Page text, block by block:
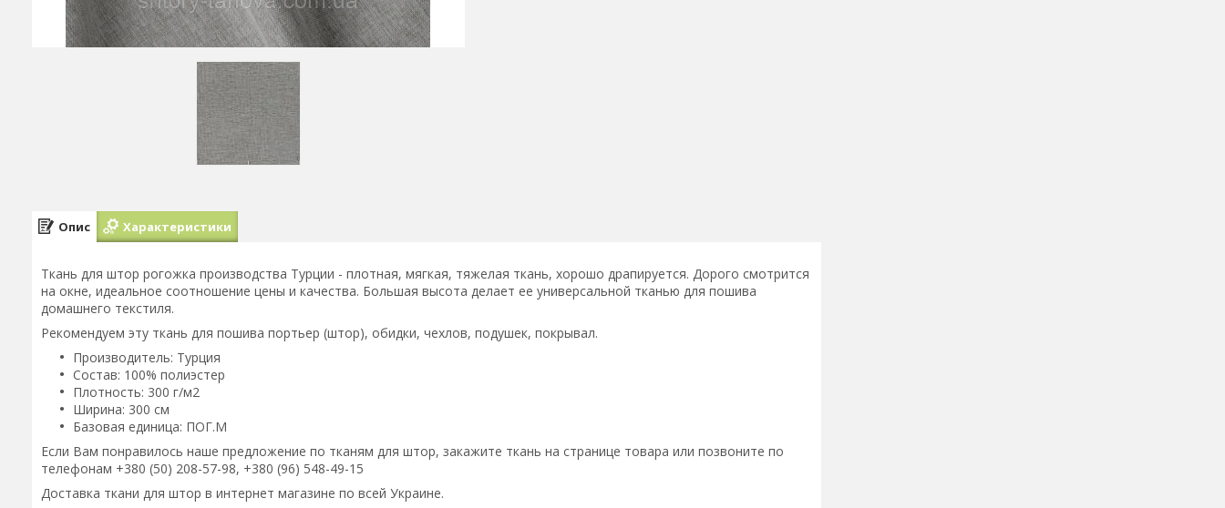
Опис Характеристики
Ткань для штор рогожка производства Турции - плотная, мягкая, тяжелая ткань, хорошо драпируется. Дорого смотрится
на окне, идеальное соотношение цены и качества. Большая высота делает ее универсальной тканью для пошива
домашнего текстиля.
Рекомендуем эту ткань для пошива портьер (штор), обидки, чехлов, подушек, покрывал.
Производитель: Турция
Состав: 100% полиэстер
Плотность: 300 г/м2
Ширина: 300 см
Базовая единица: ПОГ.М
Если Вам понравилось наше предложение по тканям для штор, закажите ткань на странице товара или позвоните по
телефонам +380 (50) 208-57-98, +380 (96) 548-49-15
Доставка ткани для штор в интернет магазине по всей Украине.